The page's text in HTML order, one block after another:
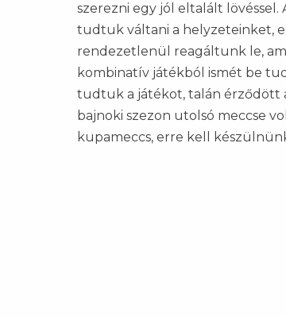
szerezni egy jól eltalált
tudtuk váltani a helyzeteinket,
rendezetlenül reagáltunk le,
kombinatív játékból ismét be
tudtuk a játékot, talán érződött
bajnoki szezon utolsó meccse
kupameccs, erre kell